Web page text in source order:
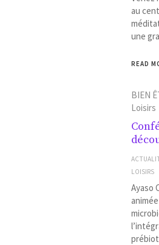
au
une
READ
BIEN
Loisirs
LOISIRS
Ayaso